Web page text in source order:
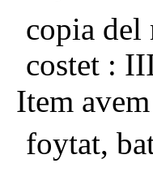
copia del
costet :
Item
foytat,